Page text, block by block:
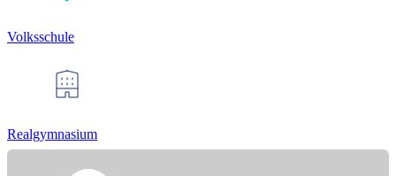
Volksschule
Realgymnasium